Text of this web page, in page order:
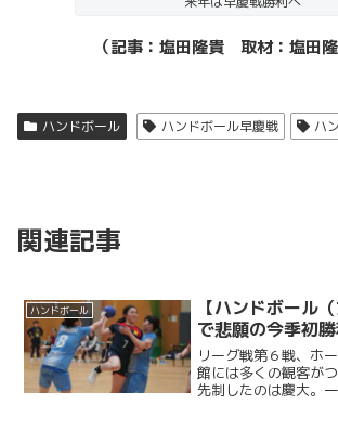
（記事：塩田隆貴 取材：塩田
ハンドボール ハンドボール早慶戦 ハ
関連記事
ハンドボール
【ハンドボール
で悲願の今季初
リーグ戦第６戦、ホ
館には多くの観客が
先制したのは慶大。